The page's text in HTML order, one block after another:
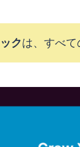
クは、すべて